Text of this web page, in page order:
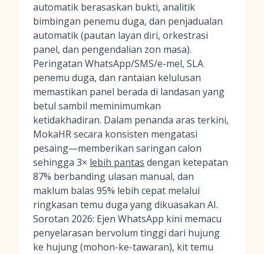
automatik berasaskan bukti, analitik
bimbingan penemu duga, dan penjadualan
automatik (pautan layan diri, orkestrasi
panel, dan pengendalian zon masa).
Peringatan WhatsApp/SMS/e-mel, SLA
penemu duga, dan rantaian kelulusan
memastikan panel berada di landasan yang
betul sambil meminimumkan
ketidakhadiran. Dalam penanda aras terkini,
MokaHR secara konsisten mengatasi
pesaing—memberikan saringan calon
sehingga 3× lebih pantas dengan ketepatan
87% berbanding ulasan manual, dan
maklum balas 95% lebih cepat melalui
ringkasan temu duga yang dikuasakan AI.
Sorotan 2026: Ejen WhatsApp kini memacu
penyelarasan bervolum tinggi dari hujung
ke hujung (mohon-ke-tawaran), kit temu